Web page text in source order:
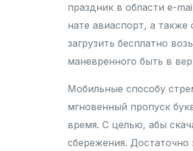
праздник в области e-
нате авиаспорт, а
загрузить бесплатно
маневренного быть в
Мобильные способу
мгновенный пропуск
время. С целью, абы
сбережения. Достаточно